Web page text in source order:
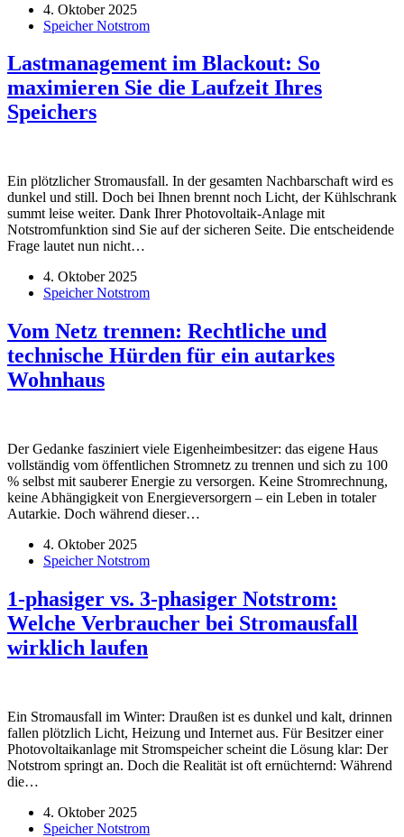
4. Oktober 2025
Speicher Notstrom
Lastmanagement im Blackout: So
maximieren Sie die Laufzeit Ihres
Speichers
Ein plötzlicher Stromausfall. In der gesamten Nachbarschaft wird es
dunkel und still. Doch bei Ihnen brennt noch Licht, der Kühlschrank
summt leise weiter. Dank Ihrer Photovoltaik-Anlage mit
Notstromfunktion sind Sie auf der sicheren Seite. Die entscheidende
Frage lautet nun nicht…
4. Oktober 2025
Speicher Notstrom
Vom Netz trennen: Rechtliche und
technische Hürden für ein autarkes
Wohnhaus
Der Gedanke fasziniert viele Eigenheimbesitzer: das eigene Haus
vollständig vom öffentlichen Stromnetz zu trennen und sich zu 100
% selbst mit sauberer Energie zu versorgen. Keine Stromrechnung,
keine Abhängigkeit von Energieversorgern – ein Leben in totaler
Autarkie. Doch während dieser…
4. Oktober 2025
Speicher Notstrom
1-phasiger vs. 3-phasiger Notstrom:
Welche Verbraucher bei Stromausfall
wirklich laufen
Ein Stromausfall im Winter: Draußen ist es dunkel und kalt, drinnen
fallen plötzlich Licht, Heizung und Internet aus. Für Besitzer einer
Photovoltaikanlage mit Stromspeicher scheint die Lösung klar: Der
Notstrom springt an. Doch die Realität ist oft ernüchternd: Während
die…
4. Oktober 2025
Speicher Notstrom